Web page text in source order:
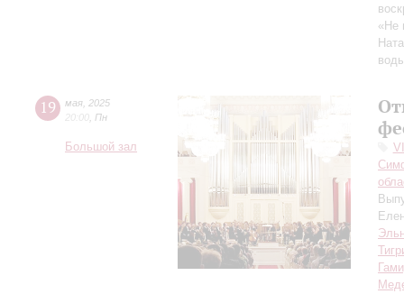
«Не
19 мая 2025
Пн
Большой зал